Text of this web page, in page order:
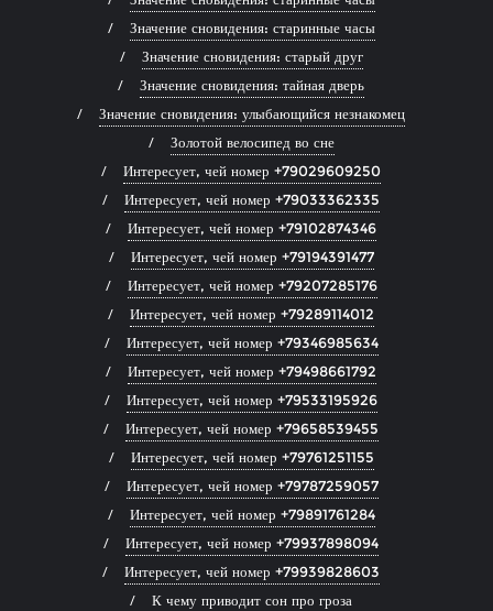
Значение сновидения: старинные часы
Значение сновидения: старый друг
Значение сновидения: тайная дверь
Значение сновидения: улыбающийся незнакомец
Золотой велосипед во сне
Интересует, чей номер +79029609250
Интересует, чей номер +79033362335
Интересует, чей номер +79102874346
Интересует, чей номер +79194391477
Интересует, чей номер +79207285176
Интересует, чей номер +79289114012
Интересует, чей номер +79346985634
Интересует, чей номер +79498661792
Интересует, чей номер +79533195926
Интересует, чей номер +79658539455
Интересует, чей номер +79761251155
Интересует, чей номер +79787259057
Интересует, чей номер +79891761284
Интересует, чей номер +79937898094
Интересует, чей номер +79939828603
К чему приводит сон про гроза